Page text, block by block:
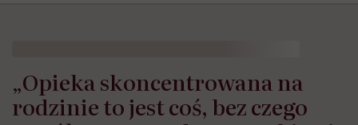
„Opieka skoncentrowana na
rodzinie to jest coś, bez czego